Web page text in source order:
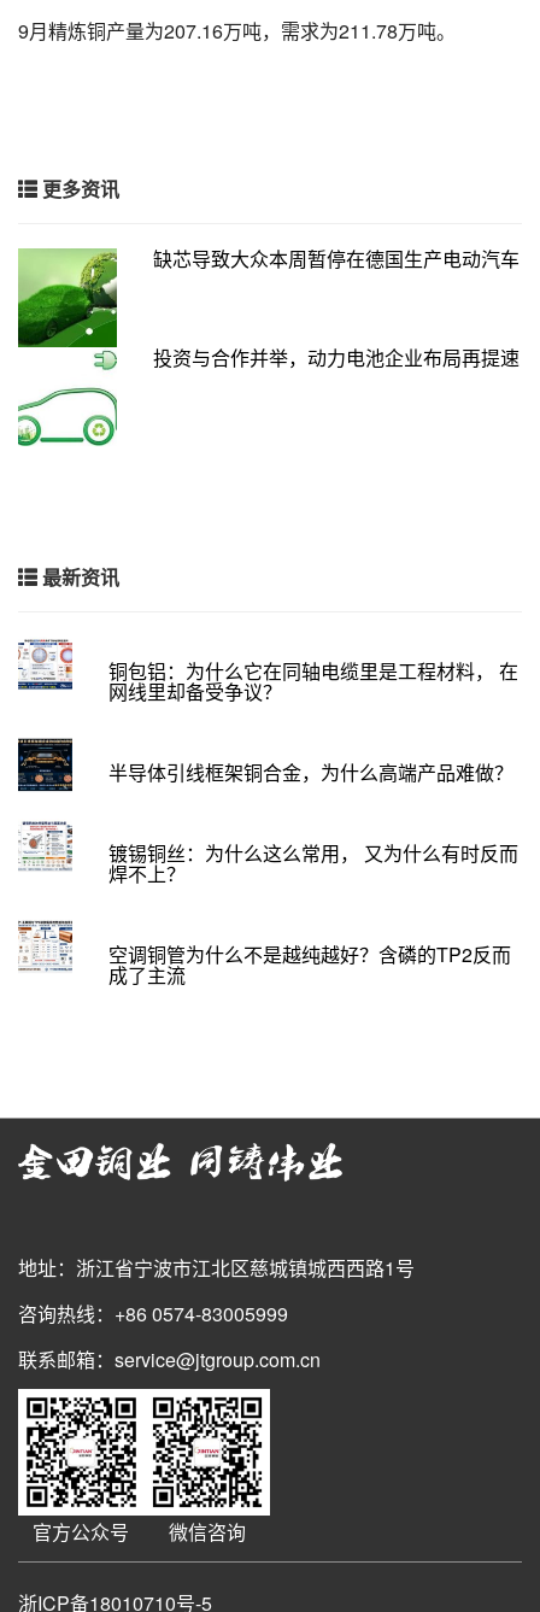
9月精炼铜产量为207.16万吨，需求为211.78万吨。
更多资讯
缺芯导致大众本周暂停在德国生产电动汽车
投资与合作并举，动力电池企业布局再提速
最新资讯
铜包铝：为什么它在同轴电缆里是工程材料， 在
网线里却备受争议？
半导体引线框架铜合金，为什么高端产品难做？
镀锡铜丝：为什么这么常用， 又为什么有时反而
焊不上？
空调铜管为什么不是越纯越好？含磷的TP2反而
成了主流
地址：浙江省宁波市江北区慈城镇城西西路1号
咨询热线：+86 0574-83005999
联系邮箱：service@jtgroup.com.cn
官方公众号 微信咨询
浙ICP备18010710号-5